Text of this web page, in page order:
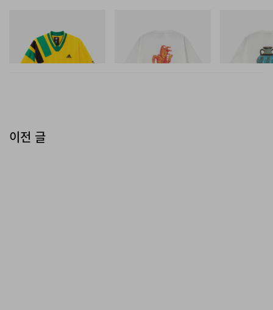
Adidas Originals X Brain
Dead Disney Football Jersey
쇼핑하기